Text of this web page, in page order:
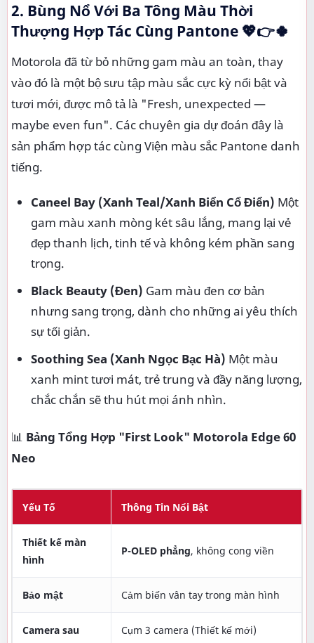
2. Bùng Nổ Với Ba Tông Màu Thời
Thượng Hợp Tác Cùng Pantone 💖👉🍀
Motorola đã từ bỏ những gam màu an toàn, thay
vào đó là một bộ sưu tập màu sắc cực kỳ nổi bật và
tươi mới, được mô tả là "Fresh, unexpected —
maybe even fun". Các chuyên gia dự đoán đây là
sản phẩm hợp tác cùng Viện màu sắc Pantone danh
tiếng.
Caneel Bay (Xanh Teal/Xanh Biển Cổ Điển) Một
gam màu xanh mòng két sâu lắng, mang lại vẻ
đẹp thanh lịch, tinh tế và không kém phần sang
trọng.
Black Beauty (Đen) Gam màu đen cơ bản
nhưng sang trọng, dành cho những ai yêu thích
sự tối giản.
Soothing Sea (Xanh Ngọc Bạc Hà) Một màu
xanh mint tươi mát, trẻ trung và đầy năng lượng,
chắc chắn sẽ thu hút mọi ánh nhìn.
📊 Bảng Tổng Hợp "First Look" Motorola Edge 60
Neo
Yếu Tố Thông Tin Nổi Bật
Thiết kế màn
hình
P-OLED phẳng, không cong viền
Bảo mật Cảm biến vân tay trong màn hình
Camera sau Cụm 3 camera (Thiết kế mới)